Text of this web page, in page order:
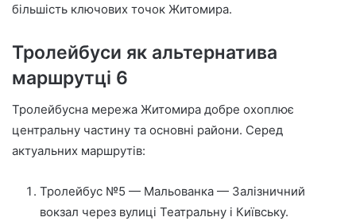
більшість ключових точок Житомира.
Тролейбуси як альтернатива
маршрутці 6
Тролейбусна мережа Житомира добре охоплює
центральну частину та основні райони. Серед
актуальних маршрутів:
Тролейбус №5 — Мальованка — Залізничний
вокзал через вулиці Театральну і Київську.